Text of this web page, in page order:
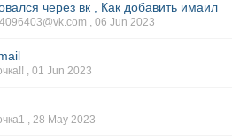
через вк , Как добавить имаил
,06 Jun 2023
,01 Jun 2023
,28 May 2023